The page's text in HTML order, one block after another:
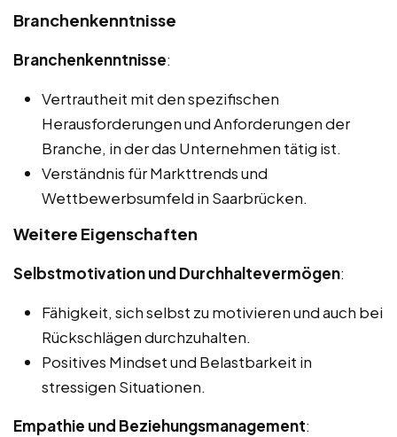
Branchenkenntnisse
Branchenkenntnisse:
Vertrautheit mit den spezifischen
Herausforderungen und Anforderungen der
Branche, in der das Unternehmen tätig ist.
Verständnis für Markttrends und
Wettbewerbsumfeld in Saarbrücken.
Weitere Eigenschaften
Selbstmotivation und Durchhaltevermögen:
Fähigkeit, sich selbst zu motivieren und auch bei
Rückschlägen durchzuhalten.
Positives Mindset und Belastbarkeit in
stressigen Situationen.
Empathie und Beziehungsmanagement: